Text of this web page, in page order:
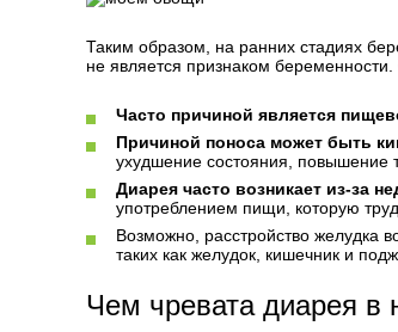
Таким образом, на ранних стадиях
не является признаком
Часто причиной является
Причиной поноса может быть
ухудшение состояния, повышение
Диарея часто возникает из-за
употреблением пищи, которую
Возможно, расстройство желудка
таких как желудок, кишечник и
Чем чревата диарея в